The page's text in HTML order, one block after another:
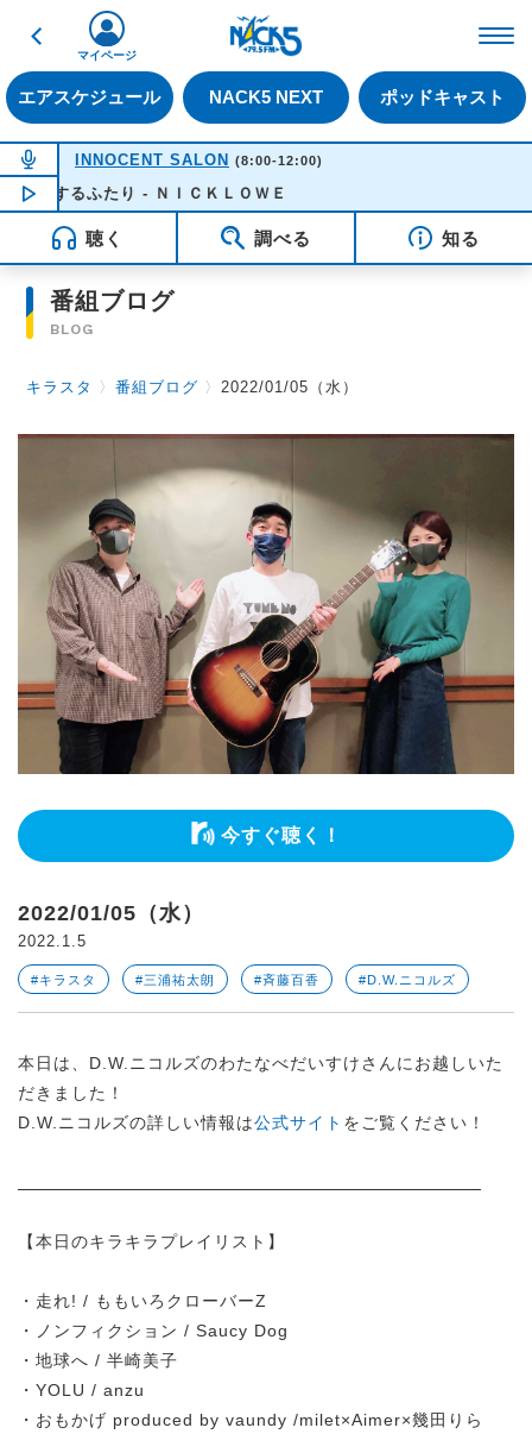
戻る
エアスケジュール NACK5 NEXT ポッドキャスト
マイページ
NOW ON AIR
INNOCENT SALON (8:00-12:00)
NOW PLAYING 08:32
恋するふたり - ＮＩＣＫＬＯＷＥ
聴く 調べる 知る
番組ブログ
BLOG
キラスタ 〉番組ブログ 〉2022/01/05（水）
今すぐ聴く！
2022/01/05（水）
2022.1.5
#キラスタ #三浦祐太朗 #斉藤百香 #D.W.ニコルズ
本日は、D.W.ニコルズのわたなべだいすけさんにお越しいた
だきました！
D.W.ニコルズの詳しい情報は公式サイト をご覧ください！
【本日のキラキラプレイリスト】
・走れ! / ももいろクローバーZ
・ノンフィクション / Saucy Dog
・地球へ / 半崎美子
・YOLU / anzu
・おもかげ produced by vaundy /milet×Aimer×幾田りら